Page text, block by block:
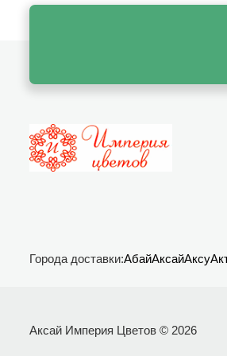
Города доставки:АбайАксайАксу
Аксай Империя Цветов © 2026